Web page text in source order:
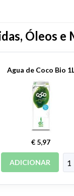
Óleos e
Agua de Coco Bio
€ 5,97
ADICIONAR